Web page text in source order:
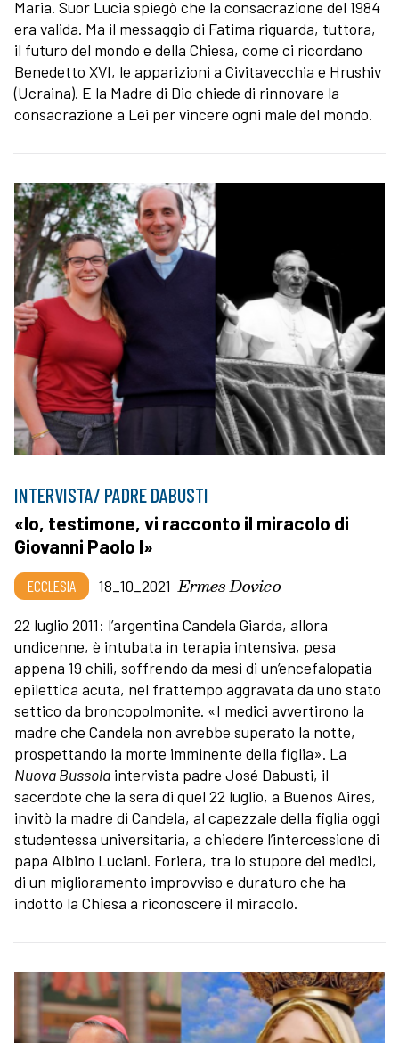
Maria. Suor Lucia spiegò che la consacrazione del 1984
era valida. Ma il messaggio di Fatima riguarda, tuttora,
il futuro del mondo e della Chiesa, come ci ricordano
Benedetto XVI, le apparizioni a Civitavecchia e Hrushiv
(Ucraina). E la Madre di Dio chiede di rinnovare la
consacrazione a Lei per vincere ogni male del mondo.
INTERVISTA/ PADRE DABUSTI
«Io, testimone, vi racconto il miracolo di
Giovanni Paolo I»
ECCLESIA 18_10_2021 Ermes Dovico
22 luglio 2011: l’argentina Candela Giarda, allora
undicenne, è intubata in terapia intensiva, pesa
appena 19 chili, soffrendo da mesi di un’encefalopatia
epilettica acuta, nel frattempo aggravata da uno stato
settico da broncopolmonite. «I medici avvertirono la
madre che Candela non avrebbe superato la notte,
prospettando la morte imminente della figlia». La
Nuova Bussola intervista padre José Dabusti, il
sacerdote che la sera di quel 22 luglio, a Buenos Aires,
invitò la madre di Candela, al capezzale della figlia oggi
studentessa universitaria, a chiedere l’intercessione di
papa Albino Luciani. Foriera, tra lo stupore dei medici,
di un miglioramento improvviso e duraturo che ha
indotto la Chiesa a riconoscere il miracolo.